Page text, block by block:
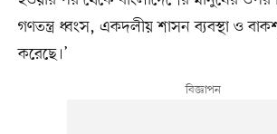
গণতন্ত্র ধ্বংস, একদলীয় শাসন ব্যবস্থা ও
করেছে।’